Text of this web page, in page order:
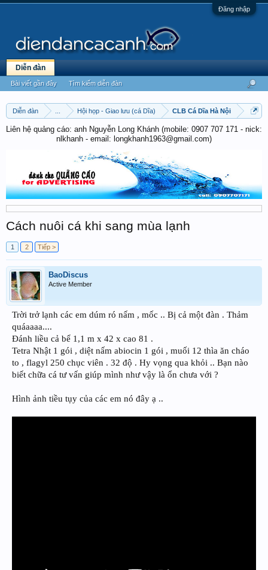
Đăng nhập
Diễn đàn Hội họp - Giao lưu (cá Dĩa) CLB Cá Dĩa Hà Nội
Liên hệ quảng cáo: anh Nguyễn Long Khánh (mobile: 0907 707 171 - nick:
nlkhanh - email: longkhanh1963@gmail.com)
Cách nuôi cá khi sang mùa lạnh
1 2 Tiếp >
BaoDiscus
Active Member
Trời trở lạnh các em dúm ró nấm , mốc .. Bị cả một đàn . Thảm
quáaaaa....
Đánh liều cả bể 1,1 m x 42 x cao 81 .
Tetra Nhật 1 gói , diệt nấm abiocin 1 gói , muối 12 thìa ăn cháo
to , flagyl 250 chục viên . 32 độ . Hy vọng qua khỏi .. Bạn nào
biết chữa cá tư vấn giúp mình như vậy là ổn chưa với ?
Hình ảnh tiều tụy của các em nó đây ạ ..
Diễn đàn
Bài viết gần đây Tìm kiếm diễn đàn